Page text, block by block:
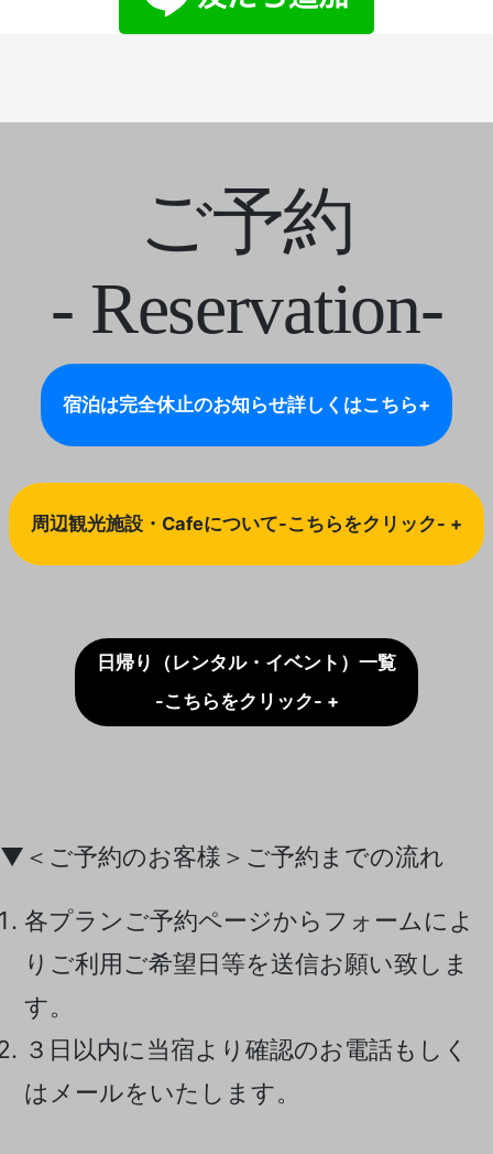
ご予約
- Reservation-
宿泊は完全休止のお知らせ詳しくはこちら+
周辺観光施設・Cafeについて-こちらをクリック- +
日帰り（レンタル・イベント）一覧
-こちらをクリック- +
▼＜ご予約のお客様＞ご予約までの流れ
各プランご予約ページからフォームによ
りご利用ご希望日等を送信お願い致しま
す。
３日以内に当宿より確認のお電話もしく
はメールをいたします。